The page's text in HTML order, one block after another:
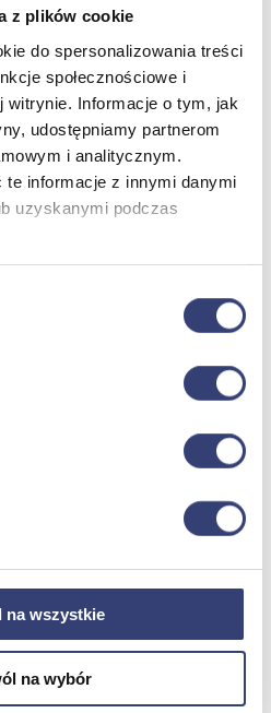
z plików cookie
do spersonalizowania treści
społecznościowe i
witrynie. Informacje o tym, jak
udostępniamy partnerom
i analitycznym.
te informacje z innymi danymi
uzyskanymi podczas
na wszystkie
na wybór
z nami!
siłownia HUR
Suchy hydromasaż